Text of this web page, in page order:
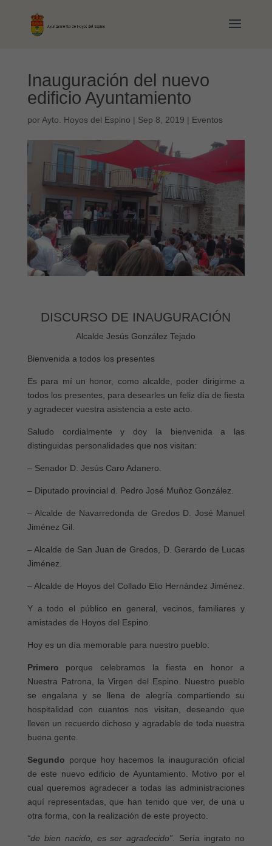
Inauguración del nuevo
edificio Ayuntamiento
porAyto. Hoyos del Espino | Sep 8, 2019 | Eventos
DISCURSO DE INAUGURACIÓN
Alcalde Jesús González Tejado
Bienvenida a todos los presentes
Es para mí un honor, como alcalde, poder dirigirme a
todos los presentes, para desearles un feliz día de fiesta
y agradecer vuestra asistencia a este acto.
Saludo cordialmente y doy la bienvenida a las
distinguidas personalidades que nos visitan:
– Senador D. Jesús Caro Adanero.
– Diputado provincial d. Pedro José Muñoz González.
– Alcalde de Navarredonda de Gredos D. José Manuel
Jiménez Gil.
– Alcalde de San Juan de Gredos, D. Gerardo de Lucas
Jiménez.
– Alcalde de Hoyos del Collado Elio Hernández Jiménez.
Y a todo el público en general, vecinos, familiares y
amistades de Hoyos del Espino.
Hoy es un día memorable para nuestro pueblo:
Primero porque celebramos la fiesta en honor a
Nuestra Patrona, la Virgen del Espino. Nuestro pueblo
se engalana y se llena de alegría compartiendo su
hospitalidad con cuantos nos visitan, deseando que
lleven un recuerdo dichoso y agradable de toda nuestra
buena gente.
Segundo porque hoy hacemos la inauguración oficial
de este nuevo edificio de Ayuntamiento. Motivo por el
cual queremos agradecer a todas las administraciones
aquí representadas, que han tenido que ver, de una u
otra forma, con la realización de este proyecto.
“de bien nacido, es ser agradecido” . Sería ingrato no